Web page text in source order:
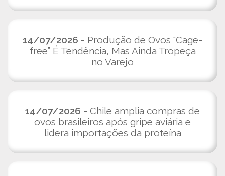
14/07/2026 - Produção de Ovos “Cage-
free” É Tendência, Mas Ainda Tropeça
no Varejo
14/07/2026 - Chile amplia compras de
ovos brasileiros após gripe aviária e
lidera importações da proteína